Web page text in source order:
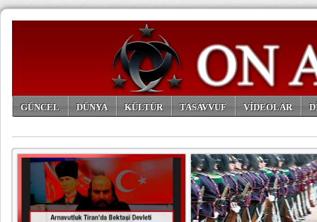
GÜNCEL DÜNYA KÜLTÜR TASAVVUF VİDEOLAR